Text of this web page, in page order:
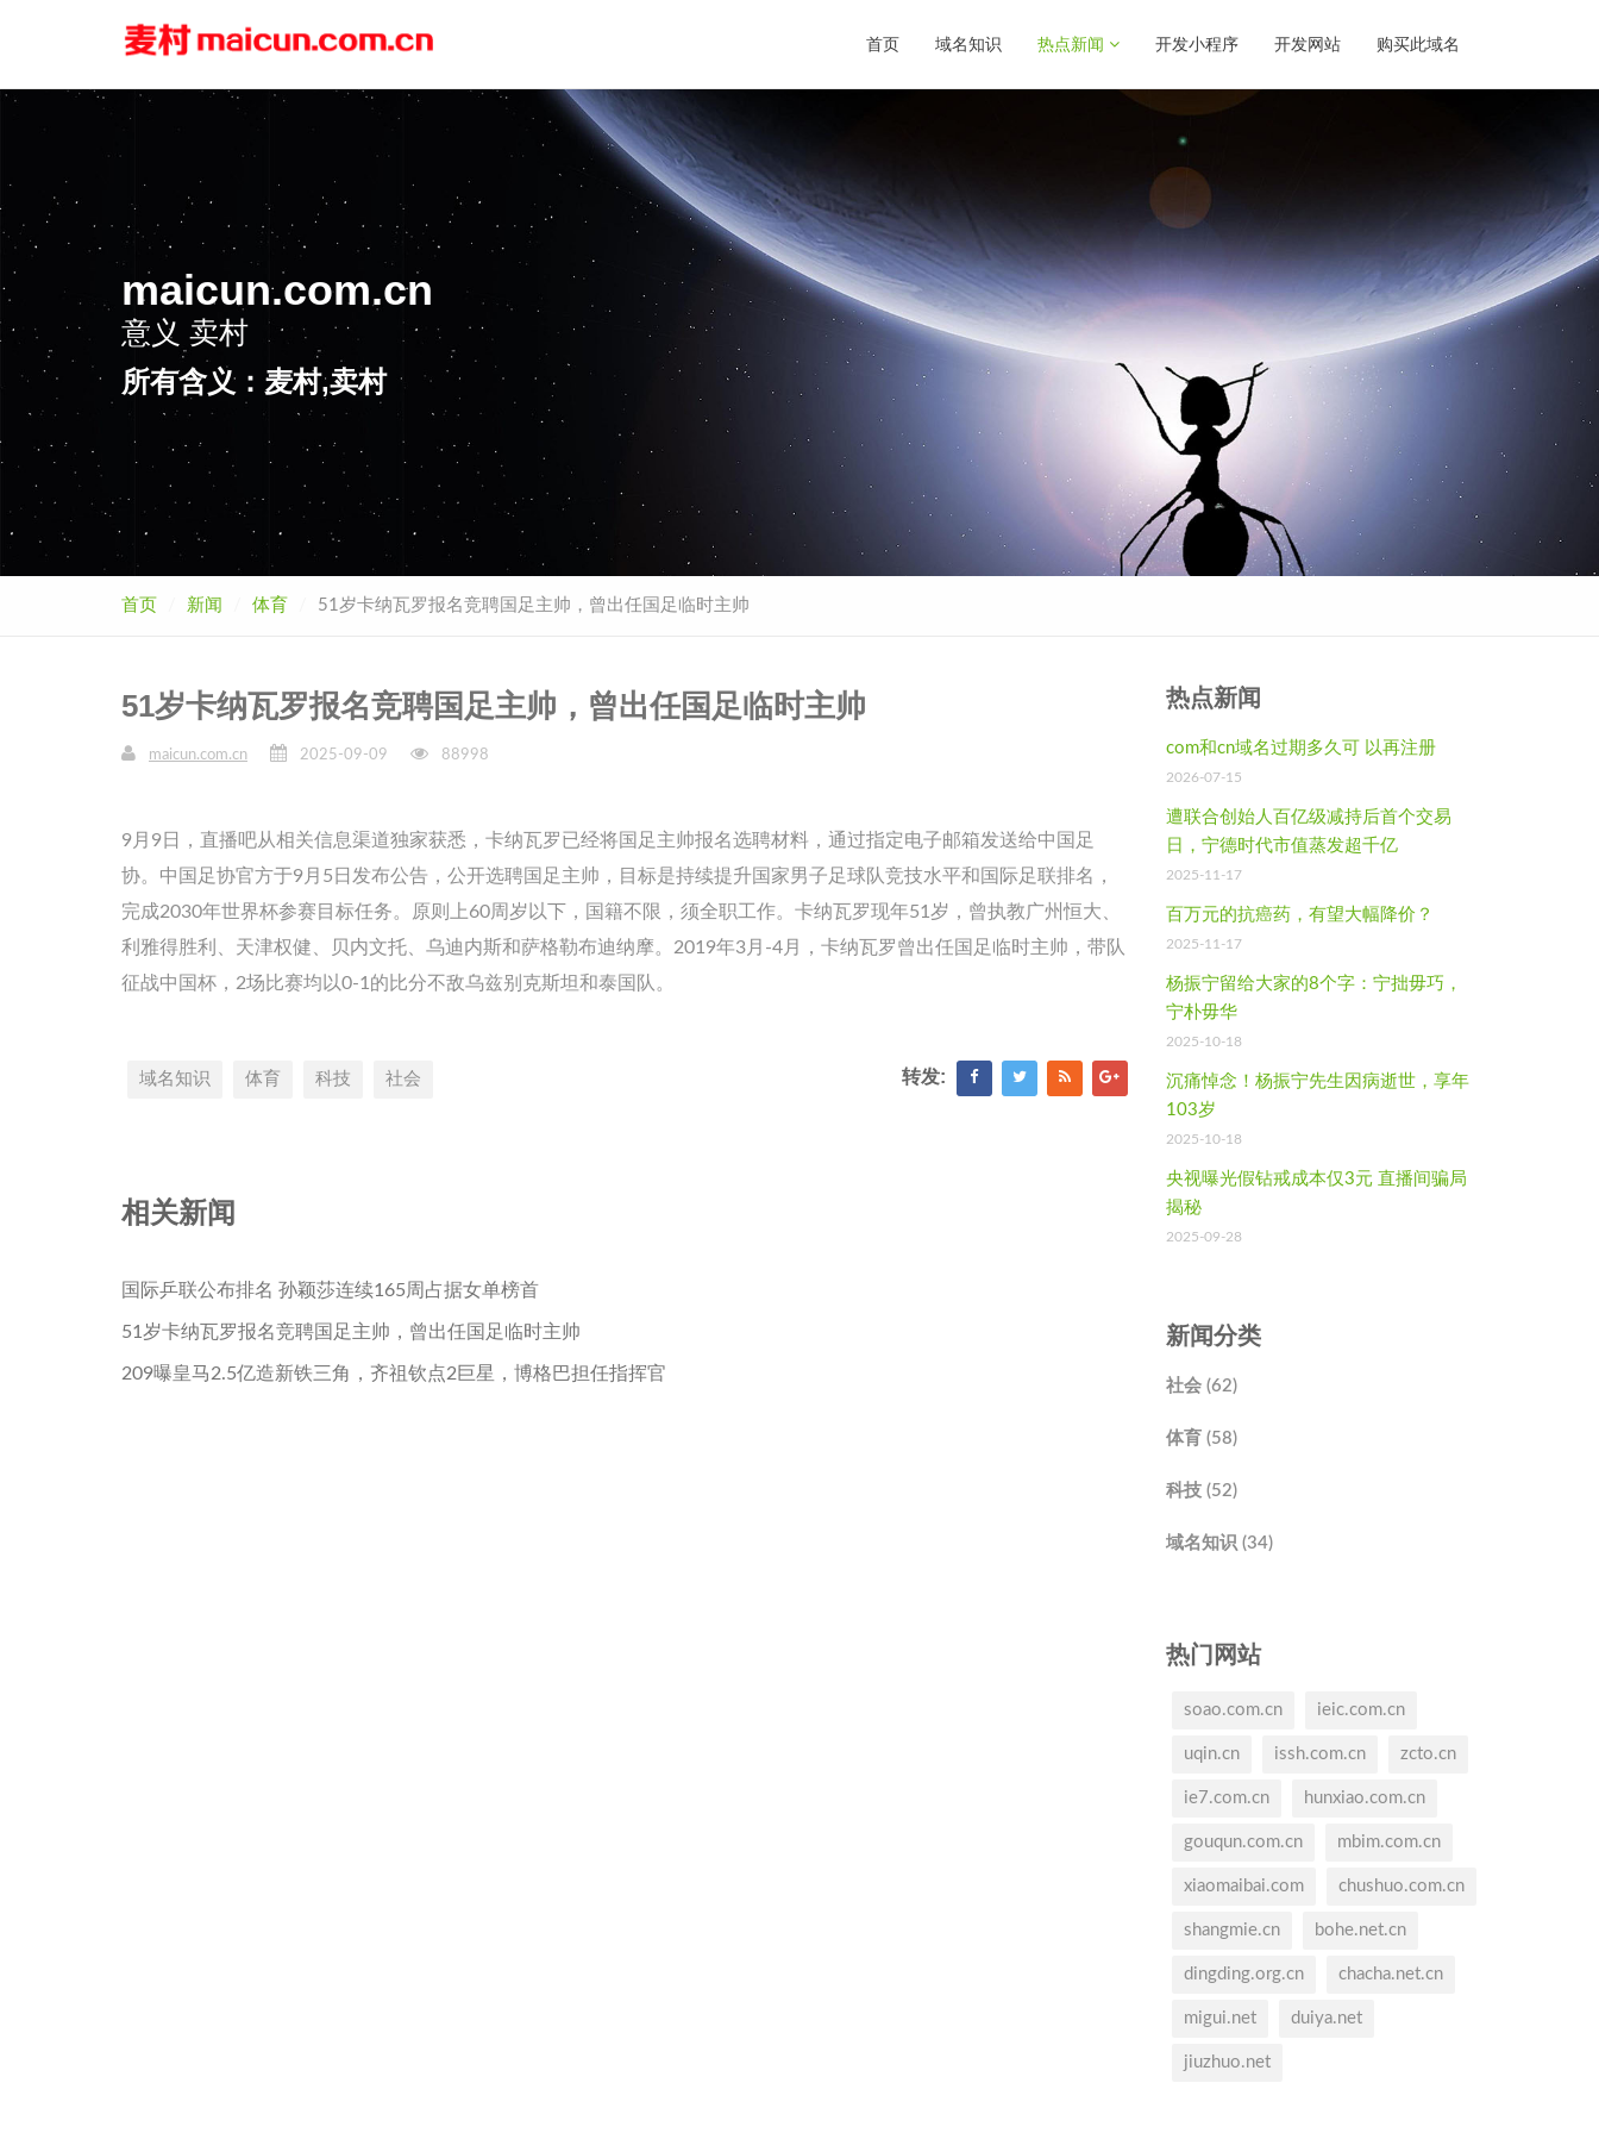
首页 域名知识 热点新闻 开发小程序 开发网站 购买此域名
maicun.com.cn
意义 卖村
所有含义：麦村,卖村
首页 新闻 体育 51岁卡纳瓦罗报名竞聘国足主帅，曾出任国足临时主帅
51岁卡纳瓦罗报名竞聘国足主帅，曾出任国足临时主帅
maicun.com.cn 2025-09-09 88998
9月9日，直播吧从相关信息渠道独家获悉，卡纳瓦罗已经将国足主帅报名选聘材料，通过指定电子邮箱发送给中国足
协。中国足协官方于9月5日发布公告，公开选聘国足主帅，目标是持续提升国家男子足球队竞技水平和国际足联排名，
完成2030年世界杯参赛目标任务。原则上60周岁以下，国籍不限，须全职工作。卡纳瓦罗现年51岁，曾执教广州恒大、
利雅得胜利、天津权健、贝内文托、乌迪内斯和萨格勒布迪纳摩。2019年3月-4月，卡纳瓦罗曾出任国足临时主帅，带队
征战中国杯，2场比赛均以0-1的比分不敌乌兹别克斯坦和泰国队。
域名知识 体育 科技 社会 转发:
相关新闻
国际乒联公布排名 孙颖莎连续165周占据女单榜首
51岁卡纳瓦罗报名竞聘国足主帅，曾出任国足临时主帅
209曝皇马2.5亿造新铁三角，齐祖钦点2巨星，博格巴担任指挥官
热点新闻
com和cn域名过期多久可 以再注册
2026-07-15
遭联合创始人百亿级减持后首个交易
日，宁德时代市值蒸发超千亿
2025-11-17
百万元的抗癌药，有望大幅降价？
2025-11-17
杨振宁留给大家的8个字：宁拙毋巧，
宁朴毋华
2025-10-18
沉痛悼念！杨振宁先生因病逝世，享年
103岁
2025-10-18
央视曝光假钻戒成本仅3元 直播间骗局
揭秘
2025-09-28
新闻分类
社会 (62)
体育 (58)
科技 (52)
域名知识 (34)
热门网站
soao.com.cn ieic.com.cn
uqin.cn issh.com.cn zcto.cn
ie7.com.cn hunxiao.com.cn
gouqun.com.cn mbim.com.cn
xiaomaibai.com chushuo.com.cn
shangmie.cn bohe.net.cn
dingding.org.cn chacha.net.cn
migui.net duiya.net
jiuzhuo.net